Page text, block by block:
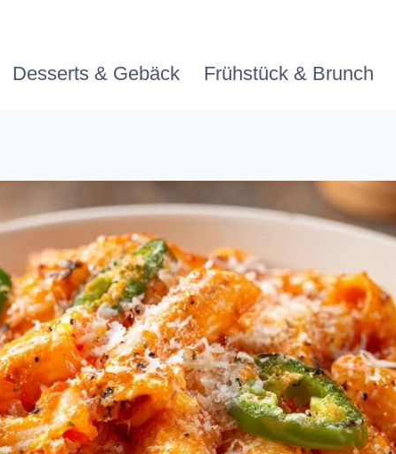
Desserts & Gebäck Frühstück & Brunch